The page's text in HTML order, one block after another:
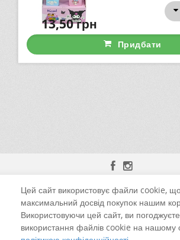
13,50грн
Придбати
м. Чернівці, вул. Калинівська, 13-Б
+38 (098) 925-52-59 Viber
Цей сайт використовує файли cookie,
максимальний досвід покупок нашим
Використовуючи цей сайт, ви
використання файлів cookie на нашому